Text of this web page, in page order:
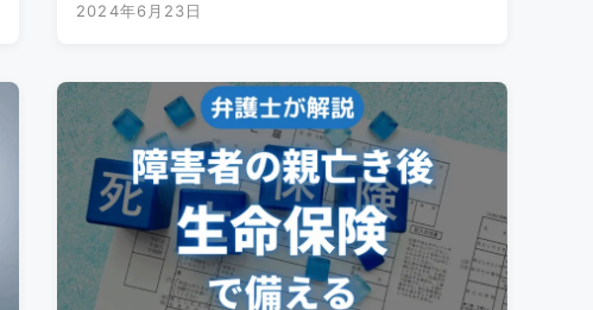
2024年6月23日